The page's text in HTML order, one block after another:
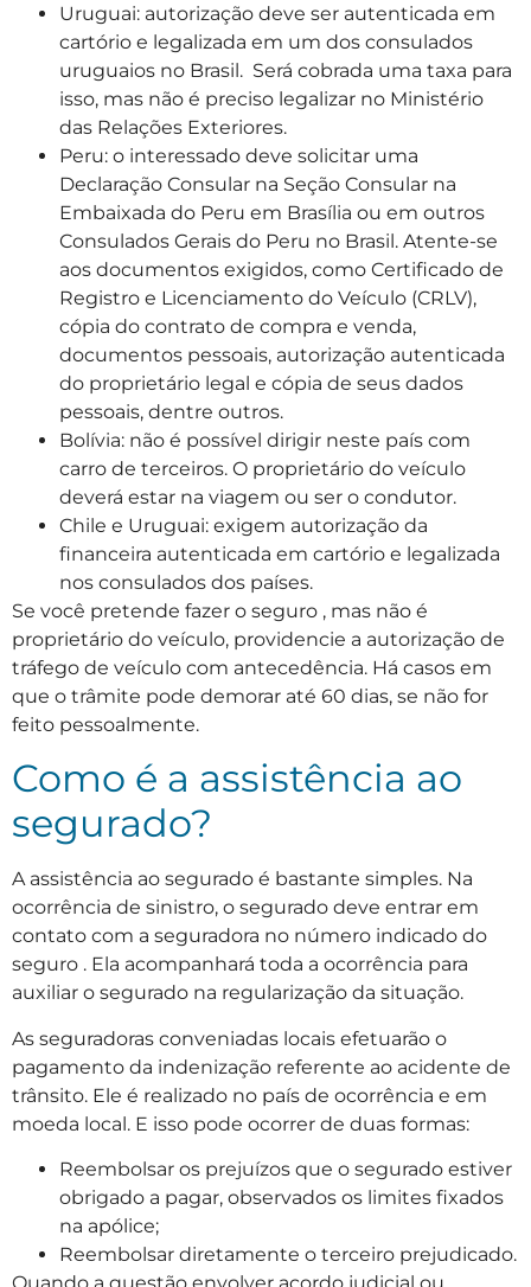
Uruguai: autorização deve ser autenticada em
cartório e legalizada em um dos consulados
uruguaios no Brasil. Será cobrada uma taxa para
isso, mas não é preciso legalizar no Ministério
das Relações Exteriores.
Peru: o interessado deve solicitar uma
Declaração Consular na Seção Consular na
Embaixada do Peru em Brasília ou em outros
Consulados Gerais do Peru no Brasil. Atente-se
aos documentos exigidos, como Certificado de
Registro e Licenciamento do Veículo (CRLV),
cópia do contrato de compra e venda,
documentos pessoais, autorização autenticada
do proprietário legal e cópia de seus dados
pessoais, dentre outros.
Bolívia: não é possível dirigir neste país com
carro de terceiros. O proprietário do veículo
deverá estar na viagem ou ser o condutor.
Chile e Uruguai: exigem autorização da
financeira autenticada em cartório e legalizada
nos consulados dos países.
Se você pretende fazer o seguro , mas não é
proprietário do veículo, providencie a autorização de
tráfego de veículo com antecedência. Há casos em
que o trâmite pode demorar até 60 dias, se não for
feito pessoalmente.
Como é a assistência ao
segurado?
A assistência ao segurado é bastante simples. Na
ocorrência de sinistro, o segurado deve entrar em
contato com a seguradora no número indicado do
seguro . Ela acompanhará toda a ocorrência para
auxiliar o segurado na regularização da situação.
As seguradoras conveniadas locais efetuarão o
pagamento da indenização referente ao acidente de
trânsito. Ele é realizado no país de ocorrência e em
moeda local. E isso pode ocorrer de duas formas:
Reembolsar os prejuízos que o segurado estiver
obrigado a pagar, observados os limites fixados
na apólice;
Reembolsar diretamente o terceiro prejudicado.